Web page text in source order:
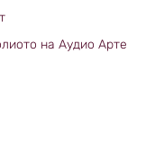
на Аудио Арте